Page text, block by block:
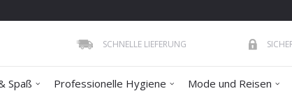
SCHNELLE LIEFERUNG
Spaß Professionelle Hygiene Mode und Reisen